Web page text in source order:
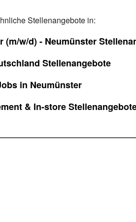
Stellenangebote in:
(m/w/d) - Neumünster
Stellenangebote
in Neumünster
& In-store